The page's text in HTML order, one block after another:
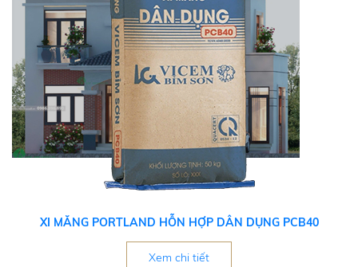
XI MĂNG PORTLAND HỖN HỢP DÂN DỤNG PCB40
Xem chi tiết